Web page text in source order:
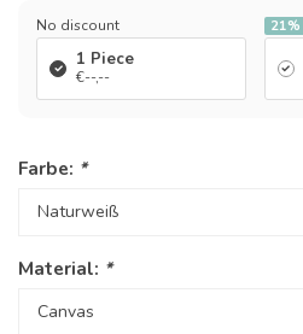
No discount
1 Piece
€--,--
21%
Farbe: *
Material: *